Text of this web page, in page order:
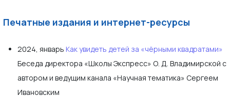
Печатные издания и интернет-ресурсы
2024, январь Как увидеть детей за «чёрными квадратами»
Беседа директора «Школы Экспресс» О. Д. Владимирской с
автором и ведущим канала «Научная тематика» Сергеем
Ивановским